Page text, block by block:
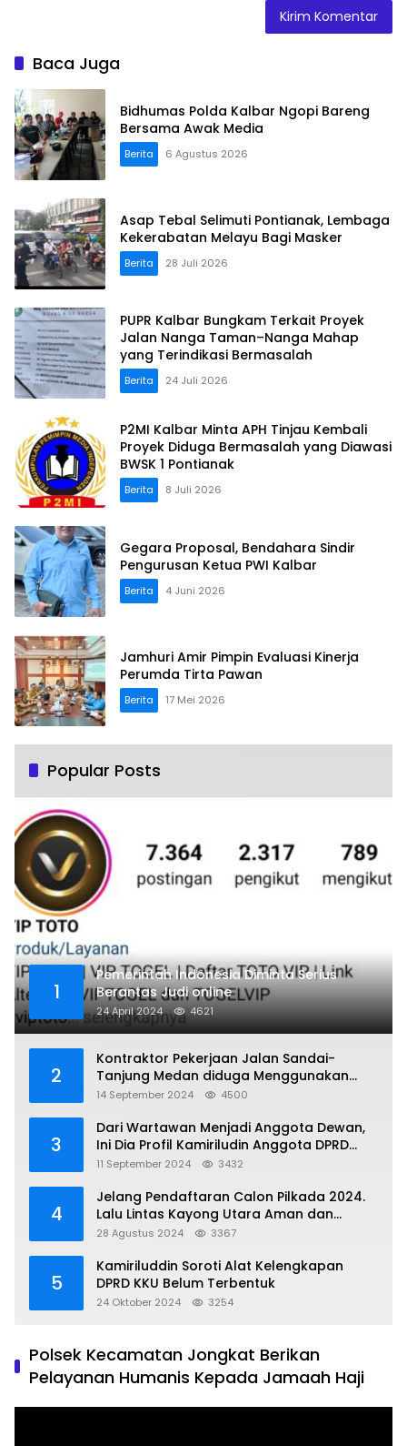
Baca Juga
Bidhumas Polda Kalbar Ngopi Bareng
Bersama Awak Media
Berita 6 Agustus 2026
Asap Tebal Selimuti Pontianak, Lembaga
Kekerabatan Melayu Bagi Masker
Berita 28 Juli 2026
PUPR Kalbar Bungkam Terkait Proyek
Jalan Nanga Taman–Nanga Mahap
yang Terindikasi Bermasalah
Berita 24 Juli 2026
P2MI Kalbar Minta APH Tinjau Kembali
Proyek Diduga Bermasalah yang Diawasi
BWSK 1 Pontianak
Berita 8 Juli 2026
Gegara Proposal, Bendahara Sindir
Pengurusan Ketua PWI Kalbar
Berita 4 Juni 2026
Jamhuri Amir Pimpin Evaluasi Kinerja
Perumda Tirta Pawan
Berita 17 Mei 2026
Popular Posts
1
Pemerintah Indonesia Diminta Serius
Berantas Judi online
24 April 2024 4621
2
Kontraktor Pekerjaan Jalan Sandai-
Tanjung Medan diduga Menggunakan
Matrial Tanah tak Berizin Resmi
14 September 2024 4500
3
Dari Wartawan Menjadi Anggota Dewan,
Ini Dia Profil Kamiriludin Anggota DPRD
Dapil 1 KKU
11 September 2024 3432
4
Jelang Pendaftaran Calon Pilkada 2024.
Lalu Lintas Kayong Utara Aman dan
Kondusif
28 Agustus 2024 3367
5
Kamiriluddin Soroti Alat Kelengkapan
DPRD KKU Belum Terbentuk
24 Oktober 2024 3254
Polsek Kecamatan Jongkat Berikan
Pelayanan Humanis Kepada Jamaah Haji